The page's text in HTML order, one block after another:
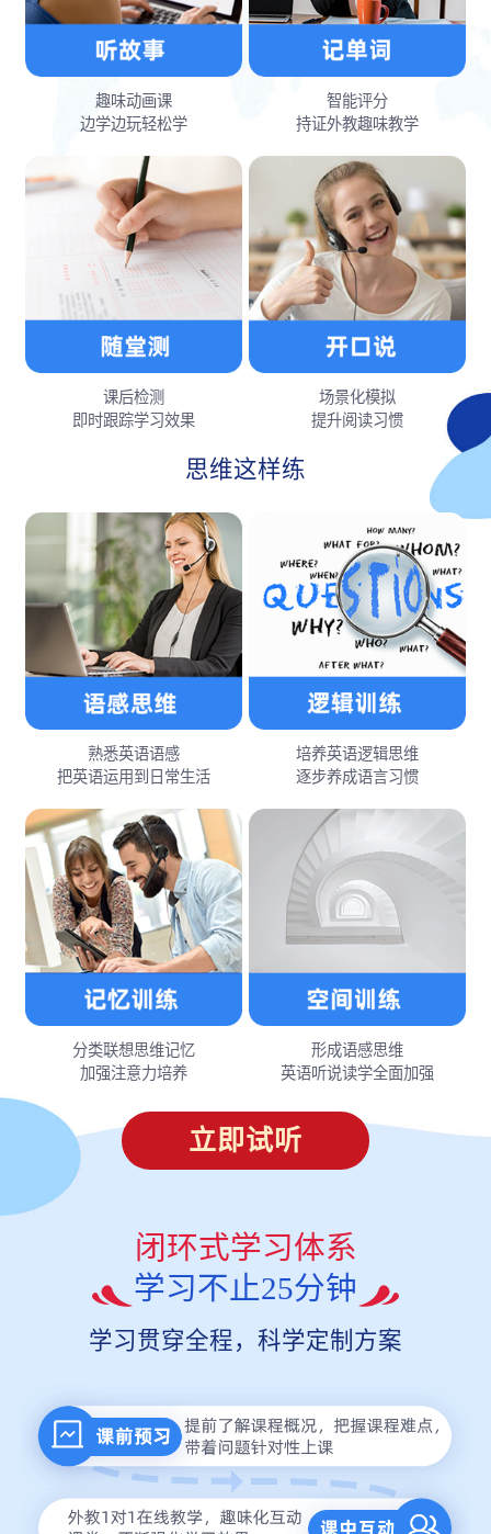
趣味动画课
边学边玩轻松学
智能评分
持证外教趣味教学
课后检测
即时跟踪学习效果
场景化模拟
提升阅读习惯
思维这样练
熟悉英语语感
把英语运用到日常生活
培养英语逻辑思维
逐步养成语言习惯
分类联想思维记忆
加强注意力培养
形成语感思维
英语听说读学全面加强
立即试听
闭环式学习体系
学习不止25分钟
学习贯穿全程，科学定制方案